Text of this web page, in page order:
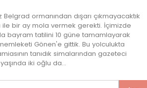
ormanından dışarı çıkmayacaktık
ile bir ay mola vermek gerekti. İçimizde
bayram tatilini 10 güne tamamlayarak
Gönen'e gittik. Bu yolculukta
tanıdık simalarından gazeteci
iki oğlu da…